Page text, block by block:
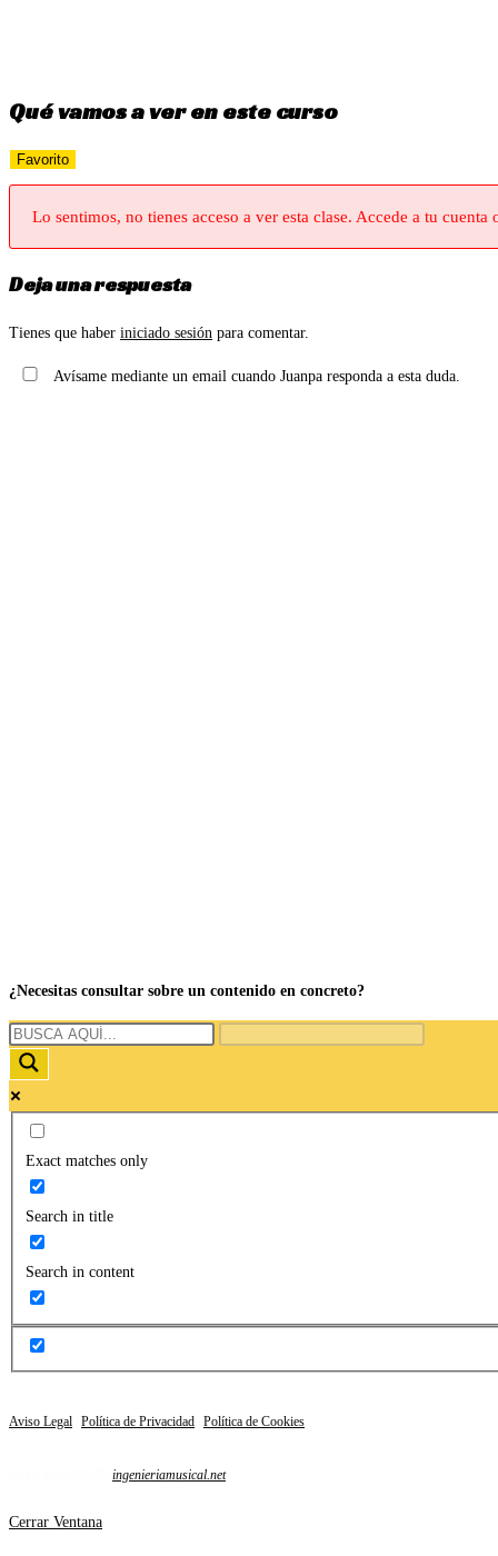
Qué vamos a ver en este curso
Favorito
Lo sentimos, no tienes acceso a ver esta clase. Accede a tu
Deja una respuesta
Tienes que haber iniciado sesión para comentar.
Avísame mediante un email cuando Juanpa responda a esta duda.
¿Necesitas consultar sobre un contenido en concreto?
Exact matches only
Search in title
Search in content
Aviso Legal Política de Privacidad Política de Cookies
ingenieriamusical.net
Cerrar Ventana